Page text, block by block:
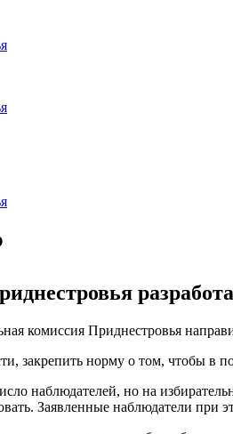
комиссия Приднестровья
закрепить норму о том, чтобы в
наблюдателей, но на
Заявленные наблюдатели при